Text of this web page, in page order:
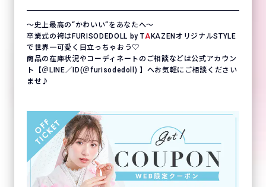
〜史上最高の“かわいい“をあなたへ〜
卒業式の袴はFURISODEDOLL by TA KAZENオリジナルSTYLE
で世界一可愛く目立っちゃおう♡
商品の在庫状況やコーディネートのご相談などは公式アカウン
ト【＠LINE／ID(＠furisodedoll) 】へお気軽にご相談ください
ませ♪